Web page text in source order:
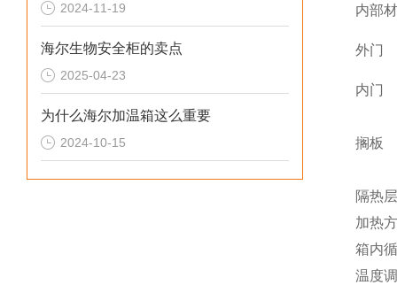
2024-11-19
海尔生物安全柜的卖点
2025-04-23
为什么海尔加温箱这么重要
2024-10-15
内部
外门
内门
搁板
隔热层
加热
箱内
温度